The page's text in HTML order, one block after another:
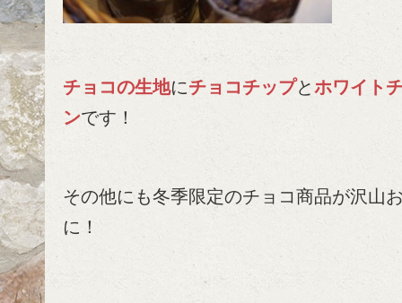
チョコの生地にチョコチップとホワイト
ンです！
その他にも冬季限定のチョコ商品が沢山
に！